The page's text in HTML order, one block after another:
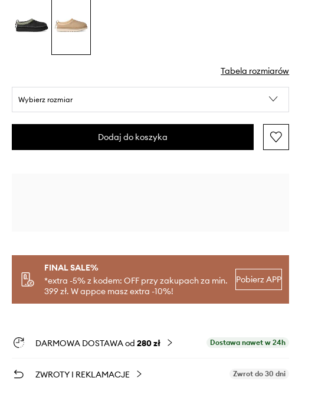
Tabela rozmiarów
Wybierz rozmiar
Dodaj do koszyka
FINAL SALE%
*extra -5% z kodem: OFF przy zakupach za min.
399 zł. W appce masz extra -10%!
Pobierz APP
DARMOWA DOSTAWA od 280 zł Dostawa nawet w 24h
ZWROTY I REKLAMACJE Zwrot do 30 dni